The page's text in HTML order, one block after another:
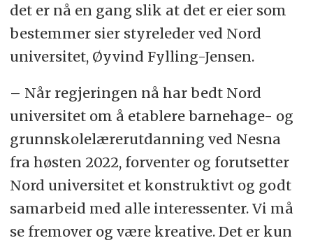
det er nå en gang slik at det er eier som
bestemmer sier styreleder ved Nord
universitet, Øyvind Fylling-Jensen.
– Når regjeringen nå har bedt Nord
universitet om å etablere barnehage- og
grunnskolelærerutdanning ved Nesna
fra høsten 2022, forventer og forutsetter
Nord universitet et konstruktivt og godt
samarbeid med alle interessenter. Vi må
se fremover og være kreative. Det er kun